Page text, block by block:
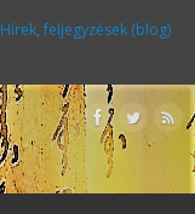
Hírek, feljegyzések (blog)